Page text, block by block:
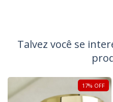
Talvez você se
17% OFF